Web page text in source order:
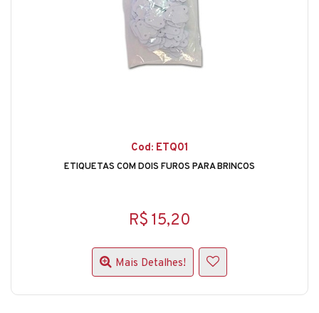
Cod: ETQ01
ETIQUETAS COM DOIS FUROS PARA BRINCOS
R$ 15,20
Mais Detalhes!